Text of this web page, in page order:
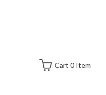
Cart 0 Item